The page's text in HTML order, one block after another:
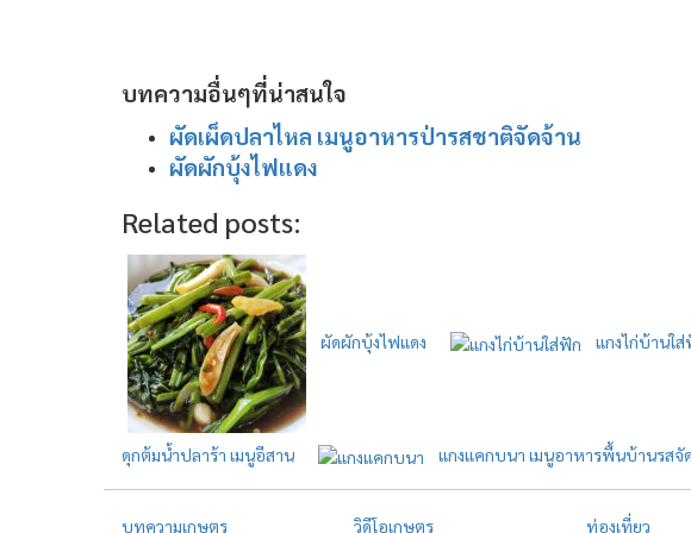
บทความอื่นๆที่น่าสนใจ
ผัดเผ็ดปลาไหล เมนูอาหารป่ารสชาติจัดจ้าน
ผัดผักบุ้งไฟแดง
Related posts:
ผัดผักบุ้งไฟแดง แกงไก่บ้านใ
ดุกต้มน้ำปลาร้า เมนูอีสาน แกงแคกบนา เมนูอาหารพื้นบ้านรสจั
บทความเกษตร วิดีโอเกษตร ท่องเที่ยว